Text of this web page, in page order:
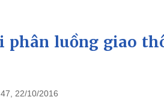
sự
thật
Giáo dục
Dấu ấn VOV
phân luồng giao
22/10/2016